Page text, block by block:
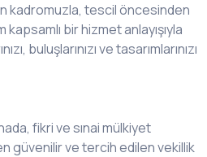
kadromuzla, tescil öncesinden
bir hizmet anlayışıyla
buluşlarınızı ve tasarımlarınızı
fikri ve sınai mülkiyet
güvenilir ve tercih edilen vekillik